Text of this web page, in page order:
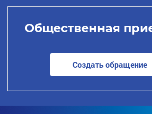
Общественная
Создать обращение